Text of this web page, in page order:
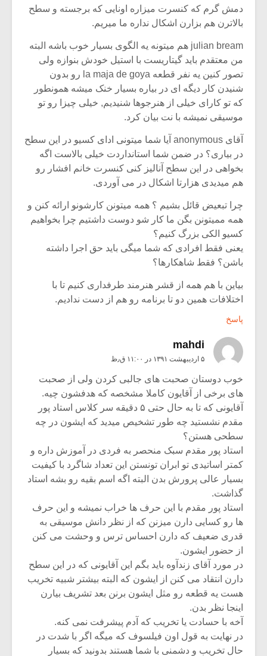
دمش گرم که کنسرت میزاره اونایی که برجسته و سطح
بالاترن هم بزارن اشکال نداره ما میریم.
julian bream هم میتونه یه الگوی بسیار خوب باشه البته
من معتقدم باید گیتاریست با استیل خودش بنوازه ولی
تصور کنین یه نفر قطعه la maja de goya رو بدون
شنیدن کار دیگه ای در بیاره بسیار خنک میشه همونطور
که تو کارای خیلی از هنرجوها شنیدیم, خیلی چیزا رو تو
موسیقی نمیشه با نت بیان کرد.
آقای anonymous آیا شما میتونی ادای کسیو در این سطح
در بیاری؟ در ضمن شما استانداردت خیلی بالاست اگه
بخواهی در این سطح آنالیز کنی کنسرت خانم افشار رو
هم میدیدی هزارتا اشکال در می آوردی.
چرا تبعیض قائل بشیم ؟ همه میتونن کارشونو ارائه کنن و
همه ممیتونن بگن ما کار شو دوست داشتیم چرا بخواهیم
کسیو الکی بزرگ کنیم؟
یعنی فقط افرادی که شما میگی باید حق اجرا داشته
باشن؟ فقط شاهکارها؟
بیاین با هم همه از قشر هنرمند طرفداری کنیم تا با
اختلافات همین دو تا برنامه رو هم از دست ندادیم.
پاسخ
mahdi
۵ اردیبهشت ۱۳۹۱ در ۱۱:۰۰ ق٫ظ
خوب دوستان صحبت های جالبی کردن ولی از صحبت
های برخی از آقایون کاملا مشخصه که هدفشون چیه.
آقایونی که تا به حال حتی ۵ دقیقه سر کلاس استاد پور
مقدم نشستید چه طور تشخیص میدید که ایشون در چه
سطحی هستن؟
استاد پور مقدم سبک منحصر به فردی در آموزش داره و
کمتر اساتیدی تو ابران تونستن این تعداد شاگرد با کیفیت
بسیار عالی پرورش بدن البته اگه اسم بقیه رو بشه استاد
گذاشت.
استاد پور مقدم با این حرف ها خراب نمیشه و این حرف
ها رو کسایی دارن میزنن که از نظر دانش موسیقی به
قدری ضعیف که دارن احساس ترس و وحشت می کنن
از حضور ایشون.
در مورد آقای زندآوه باید بگم این آقایونی که در این سطح
دارن انتقاد می کنن از ایشون که البته بیشتر شبیه تخریب
هست یه قطعه رو مثل ایشون برنن بعد تشریف بیارن
اینجا نظر بدن.
آخه با حسادت یا تخریب که آدم پیشرفت نمی کنه.
در نهایت به قول اون فیلسوف که میگه اگر با شدت در
حال تخریب و دشمنی با شما هستند بدونید که بسیار